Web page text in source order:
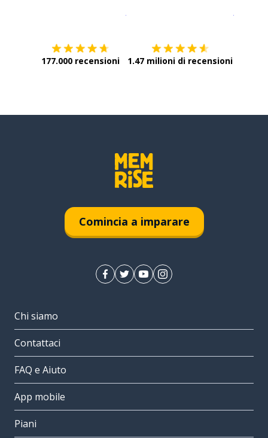
177.000 recensioni 1.47 milioni di recensioni
Comincia a imparare
Chi siamo
Contattaci
FAQ e Aiuto
App mobile
Piani